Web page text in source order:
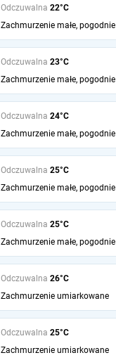
Odczuwalna 22°C
Zachmurzenie małe, pogodnie
Odczuwalna 23°C
Zachmurzenie małe, pogodnie
Odczuwalna 24°C
Zachmurzenie małe, pogodnie
Odczuwalna 25°C
Zachmurzenie małe, pogodnie
Odczuwalna 25°C
Zachmurzenie małe, pogodnie
Odczuwalna 26°C
Zachmurzenie umiarkowane
Odczuwalna 25°C
Zachmurzenie umiarkowane